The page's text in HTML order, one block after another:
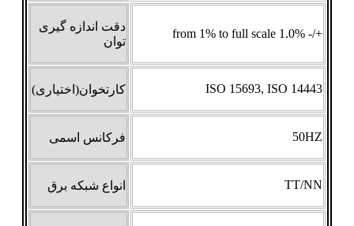
+/- 1.0% from 1% to full scale
دقت اندازه گیری
توان
ISO 15693, ISO 14443 کارتخوان(اختیاری)
50HZ فرکانس اسمی
TT/NN انواع شبکه برق